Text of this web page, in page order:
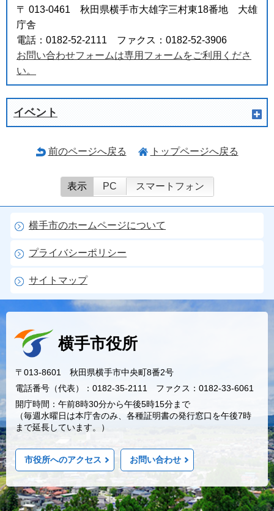
〒 013-0461 秋田県横手市大雄字三村東18番地 大雄
庁舎
電話：0182-52-2111 ファクス：0182-52-3906
お問い合わせフォームは専用フォームをご利用くださ
い。
イベント
前のページへ戻る トップページへ戻る
表示 PC スマートフォン
横手市のホームページについて
プライバシーポリシー
サイトマップ
横手市役所
〒013-8601 秋田県横手市中央町8番2号
電話番号（代表）：0182-35-2111 ファクス：0182-33-6061
開庁時間：午前8時30分から午後5時15分まで
（毎週水曜日は本庁舎のみ、各種証明書の発行窓口を午後7時
まで延長しています。）
市役所へのアクセス お問い合わせ